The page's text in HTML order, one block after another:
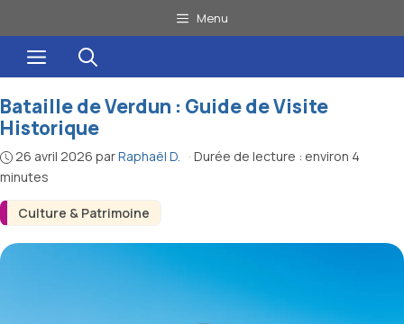
au
contenu
Menu
Menu
Culture & Patrimoine
Bataille de Verdun : Guide de Visite
Historique
26 avril 2026 parRaphaël D. · Durée de lecture : environ 4
minutes